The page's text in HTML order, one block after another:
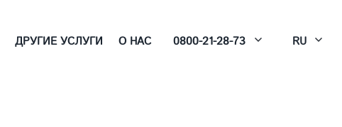
ДРУГИЕ УСЛУГИ О НАС 0800-21-28-73 RU